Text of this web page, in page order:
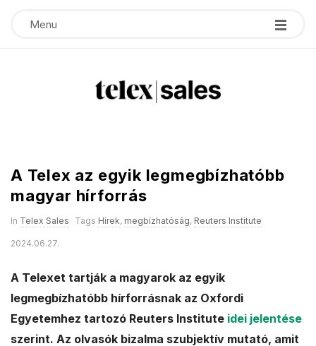
Menu
l
e
s
a
A Telex az egyik legmegbízhatóbb
magyar hírforrás
In Telex Sales Tags Hírek, megbízhatóság, Reuters Institute
2024.06.27.
A Telexet tartják a magyarok az egyik
legmegbízhatóbb hírforrásnak az Oxfordi
Egyetemhez tartozó Reuters Institute idei jelentése
szerint. Az olvasók bizalma szubjektív mutató, amit